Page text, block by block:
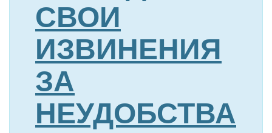
СВОИ
ИЗВИНЕНИЯ
ЗА
НЕУДОБСТВА